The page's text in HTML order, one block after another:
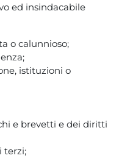
ed insindacabile
o calunnioso;
istituzioni o
e brevetti e dei diritti
terzi;